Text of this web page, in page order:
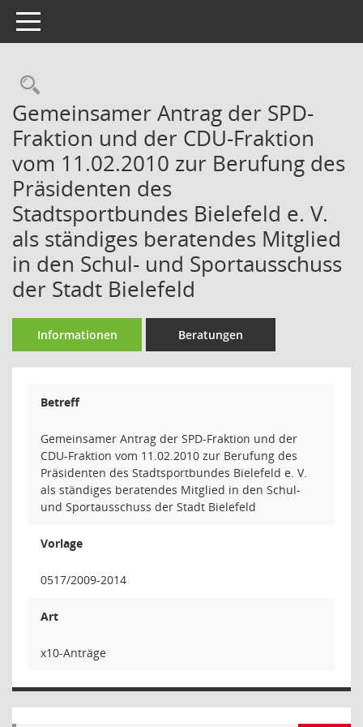
Toggle navigation
Rechercheauswahl
Gemeinsamer Antrag der SPD-
Fraktion und der CDU-Fraktion
vom 11.02.2010 zur Berufung des
Präsidenten des
Stadtsportbundes Bielefeld e. V.
als ständiges beratendes Mitglied
in den Schul- und Sportausschuss
der Stadt Bielefeld
Informationen Beratungen
Betreff
Gemeinsamer Antrag der SPD-Fraktion und der
CDU-Fraktion vom 11.02.2010 zur Berufung des
Präsidenten des Stadtsportbundes Bielefeld e. V.
als ständiges beratendes Mitglied in den Schul-
und Sportausschuss der Stadt Bielefeld
Vorlage
0517/2009-2014
Art
x10-Anträge